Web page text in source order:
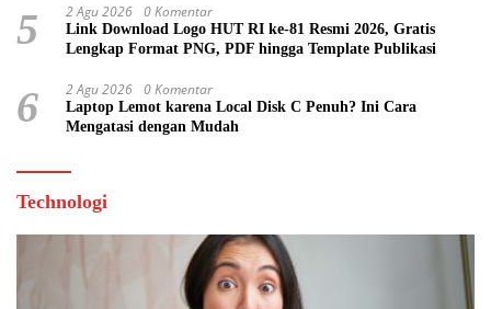
5 2 Agu 2026 0 Komentar
Link Download Logo HUT RI ke-81 Resmi 2026, Gratis
Lengkap Format PNG, PDF hingga Template Publikasi
6 2 Agu 2026 0 Komentar
Laptop Lemot karena Local Disk C Penuh? Ini Cara
Mengatasi dengan Mudah
Technologi